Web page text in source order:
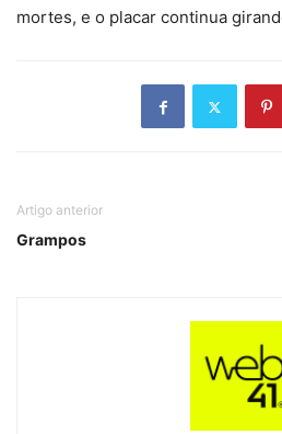
mortes, e o placar continua
Artigo anterior
Grampos